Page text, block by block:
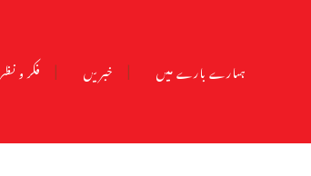
ہمارے بارے میں خبریں فکر و نظر